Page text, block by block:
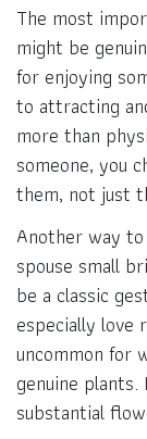
The most
might be
for enjoying
to attracting
more than
someone, you
them, not just
Another way
spouse small
be a classic
especially love
uncommon for
genuine
substantial